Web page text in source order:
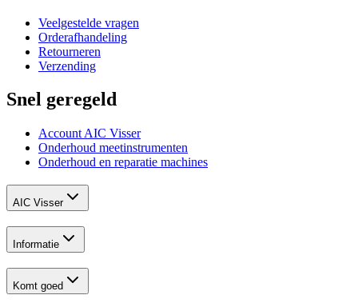
Veelgestelde vragen
Orderafhandeling
Retourneren
Verzending
Snel geregeld
Account AIC Visser
Onderhoud meetinstrumenten
Onderhoud en reparatie machines
AIC Visser
Informatie
Komt goed